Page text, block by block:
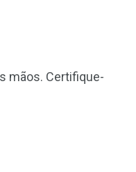
mãos. Certifique-